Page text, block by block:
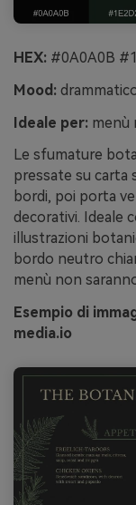
HEX: #0A0A0B
Mood:
Ideale per: menù
Le sfumature
pressate su carta
bordi, poi porta
decorativi. Ideale
illustrazioni
bordo neutro
menù non
Esempio di
media.io